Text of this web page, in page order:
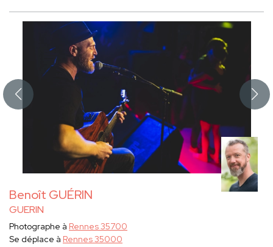
Benoît GUÉRIN
GUERIN
Photographe à Rennes 35700
Se déplace à Rennes 35000